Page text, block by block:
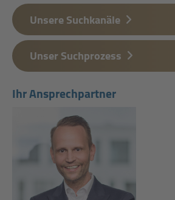
Unsere Suchkanäle
Unser Suchprozess
Ihr Ansprechpartner